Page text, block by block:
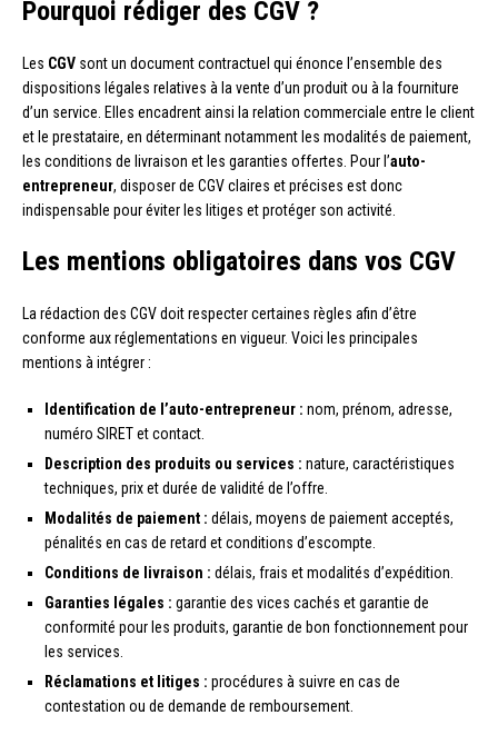
Pourquoi rédiger des CGV ?
Les CGV sont un document contractuel qui énonce l’ensemble des
dispositions légales relatives à la vente d’un produit ou à la fourniture
d’un service. Elles encadrent ainsi la relation commerciale entre le client
et le prestataire, en déterminant notamment les modalités de paiement,
les conditions de livraison et les garanties offertes. Pour l’auto-
entrepreneur, disposer de CGV claires et précises est donc
indispensable pour éviter les litiges et protéger son activité.
Les mentions obligatoires dans vos CGV
La rédaction des CGV doit respecter certaines règles afin d’être
conforme aux réglementations en vigueur. Voici les principales
mentions à intégrer :
Identification de l’auto-entrepreneur : nom, prénom, adresse,
numéro SIRET et contact.
Description des produits ou services : nature, caractéristiques
techniques, prix et durée de validité de l’offre.
Modalités de paiement : délais, moyens de paiement acceptés,
pénalités en cas de retard et conditions d’escompte.
Conditions de livraison : délais, frais et modalités d’expédition.
Garanties légales : garantie des vices cachés et garantie de
conformité pour les produits, garantie de bon fonctionnement pour
les services.
Réclamations et litiges : procédures à suivre en cas de
contestation ou de demande de remboursement.